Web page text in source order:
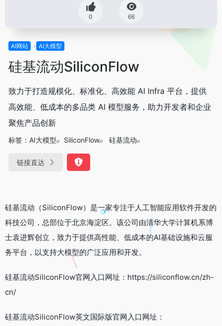
0 66
AI网站 AI大模型
硅基流动SiliconFlow
致力于打造规模化、标准化、高效能 AI Infra 平台，提供
高效能、低成本的多品类 AI 模型服务，助力开发者和企业
聚焦产品创新
标签： AI大模型 SiliconFlow 硅基流动
链接直达
硅基流动（SiliconFlow）是一家专注于人工智能应用软件开发的
科技公司，总部位于北京海淀区。该公司由清华大学计算机系博
士袁进辉创立，致力于提供高性能、低成本的AI基础设施和云服
务平台，以支持大模型的广泛应用和开发。
硅基流动SiliconFlow官网入口网址：https://siliconflow.cn/zh-
cn/
硅基流动SiliconFlow英文国际版官网入口网址：